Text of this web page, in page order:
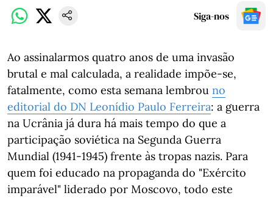
Siga-nos
Ao assinalarmos quatro anos de uma invasão
brutal e mal calculada, a realidade impõe-se,
fatalmente, como esta semana lembrou no
editorial do DN Leonídio Paulo Ferreira: a guerra
na Ucrânia já dura há mais tempo do que a
participação soviética na Segunda Guerra
Mundial (1941-1945) frente às tropas nazis. Para
quem foi educado na propaganda do "Exército
imparável" liderado por Moscovo, todo este